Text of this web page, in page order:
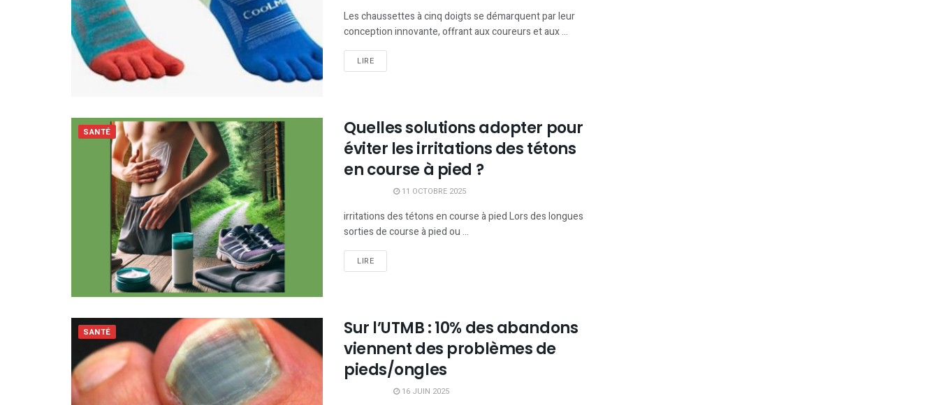
Les chaussettes à cinq doigts se démarquent par leur
conception innovante, offrant aux coureurs et aux ...
LIRE
SANTÉ
Quelles solutions adopter pour
éviter les irritations des tétons
en course à pied ?
11 OCTOBRE 2025
irritations des tétons en course à pied Lors des longues
sorties de course à pied ou ...
LIRE
SANTÉ
Sur l’UTMB : 10% des abandons
viennent des problèmes de
pieds/ongles
16 JUIN 2025